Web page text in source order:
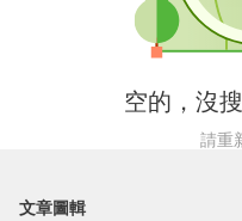
空的，沒
請重
文章圖輯